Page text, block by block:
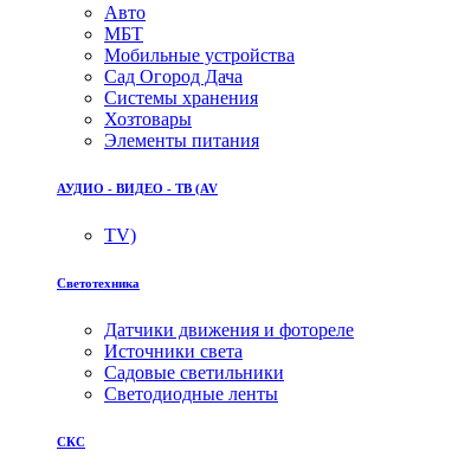
Авто
МБТ
Мобильные устройства
Сад Огород Дача
Системы хранения
Хозтовары
Элементы питания
АУДИО - ВИДЕО - ТВ (AV
TV)
Светотехника
Датчики движения и фотореле
Источники света
Садовые светильники
Светодиодные ленты
СКС